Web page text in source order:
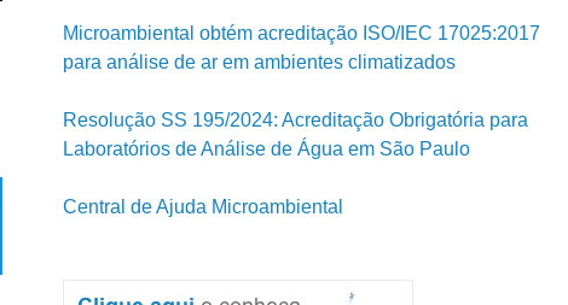
Microambiental obtém acreditação ISO/IEC 17025:2017
para análise de ar em ambientes climatizados
Resolução SS 195/2024: Acreditação Obrigatória para
Laboratórios de Análise de Água em São Paulo
Central de Ajuda Microambiental